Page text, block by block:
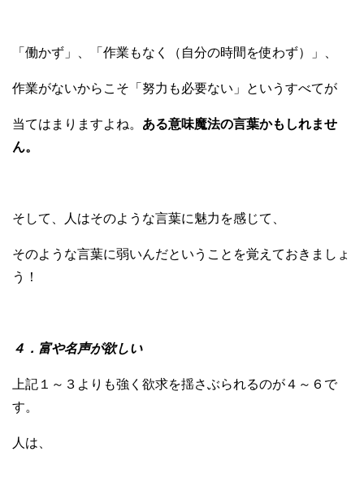
「働かず」、「作業もなく（自分の時間を使わず）」、
作業がないからこそ「努力も必要ない」というすべてが
当てはまりますよね。 ある意味魔法の言葉かもしれませ
ん。
そして、人はそのような言葉に魅力を感じて、
そのような言葉に弱いんだということを覚えておきましょ
う！
４．富や名声が欲しい
上記１～３よりも強く欲求を揺さぶられるのが４～６で
す。
人は、